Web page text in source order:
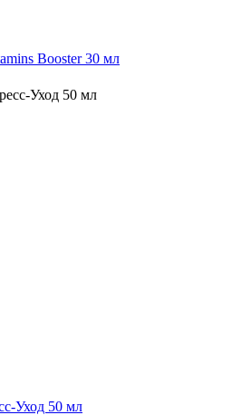
Booster 30 мл
Уход 50 мл